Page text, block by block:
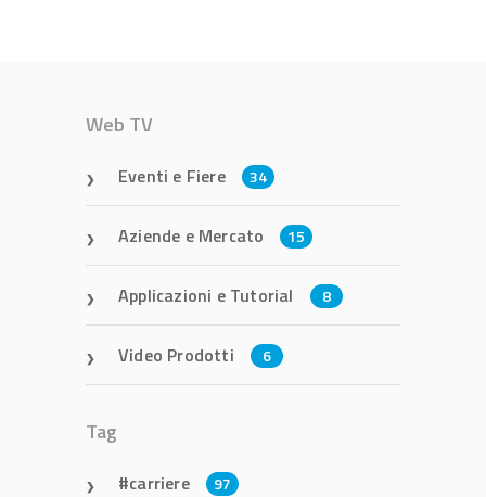
Web TV
Eventi e Fiere 34
Aziende e Mercato 15
Applicazioni e Tutorial 8
Video Prodotti 6
Tag
carriere 97